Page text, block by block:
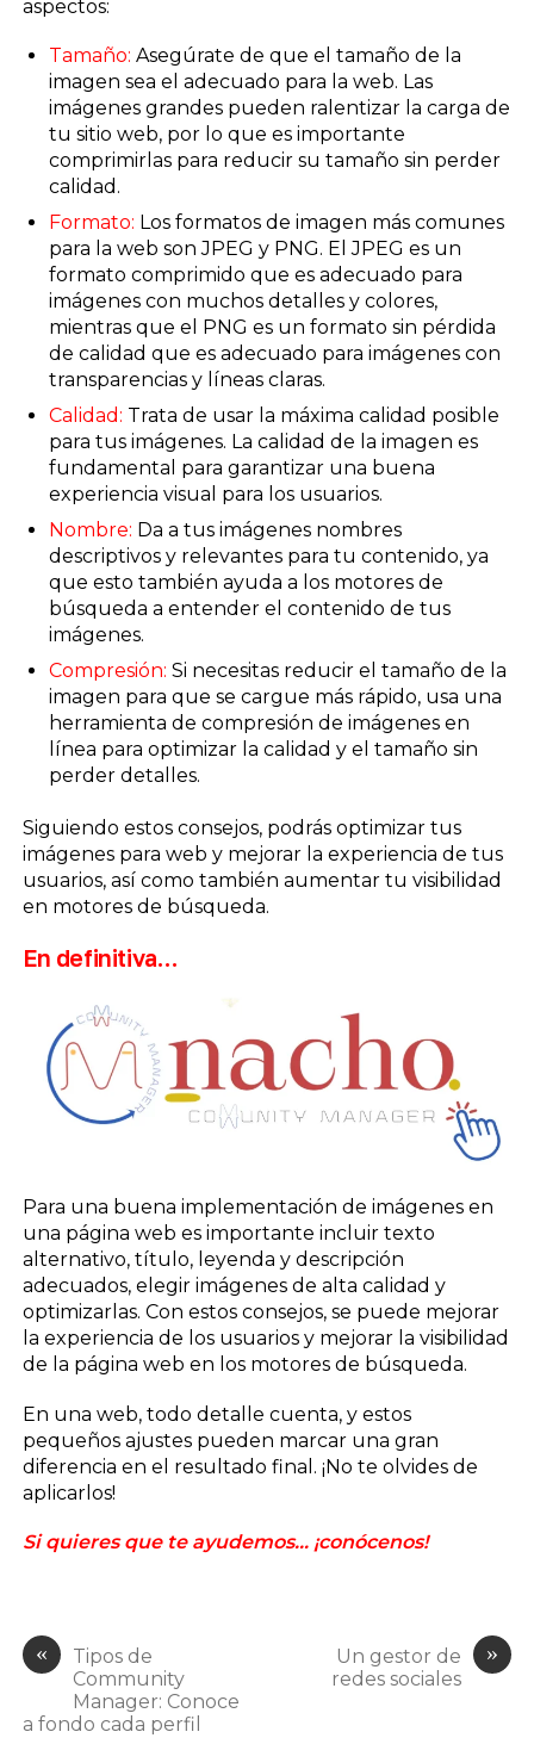
aspectos:
Tamaño: Asegúrate de que el tamaño de la
imagen sea el adecuado para la web. Las
imágenes grandes pueden ralentizar la carga de
tu sitio web, por lo que es importante
comprimirlas para reducir su tamaño sin perder
calidad.
Formato: Los formatos de imagen más comunes
para la web son JPEG y PNG. El JPEG es un
formato comprimido que es adecuado para
imágenes con muchos detalles y colores,
mientras que el PNG es un formato sin pérdida
de calidad que es adecuado para imágenes con
transparencias y líneas claras.
Calidad: Trata de usar la máxima calidad posible
para tus imágenes. La calidad de la imagen es
fundamental para garantizar una buena
experiencia visual para los usuarios.
Nombre: Da a tus imágenes nombres
descriptivos y relevantes para tu contenido, ya
que esto también ayuda a los motores de
búsqueda a entender el contenido de tus
imágenes.
Compresión: Si necesitas reducir el tamaño de la
imagen para que se cargue más rápido, usa una
herramienta de compresión de imágenes en
línea para optimizar la calidad y el tamaño sin
perder detalles.
Siguiendo estos consejos, podrás optimizar tus
imágenes para web y mejorar la experiencia de tus
usuarios, así como también aumentar tu visibilidad
en motores de búsqueda.
En definitiva…
Para una buena implementación de imágenes en
una página web es importante incluir texto
alternativo, título, leyenda y descripción
adecuados, elegir imágenes de alta calidad y
optimizarlas. Con estos consejos, se puede mejorar
la experiencia de los usuarios y mejorar la visibilidad
de la página web en los motores de búsqueda.
En una web, todo detalle cuenta, y estos
pequeños ajustes pueden marcar una gran
diferencia en el resultado final. ¡No te olvides de
aplicarlos!
Si quieres que te ayudemos… ¡conócenos!
«
Tipos de
Community
Manager: Conoce
a fondo cada perfil
»
Un gestor de
redes sociales